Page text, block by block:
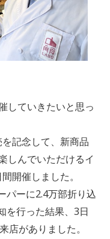
していきたいと思っ
記念して、新商品
しんでいただけるイ
開催しました。
パーに2.4万部折り込
を行った結果、3日
店がありました。